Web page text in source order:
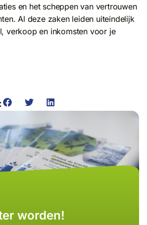
en het scheppen van vertrouwen
Al deze zaken leiden uiteindelijk
verkoop en inkomsten voor je
worden!